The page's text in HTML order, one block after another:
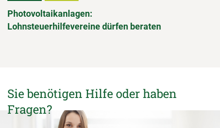
Photovoltaikanlagen:
Lohnsteuerhilfevereine dürfen beraten
Sie benötigen Hilfe oder haben
Fragen?